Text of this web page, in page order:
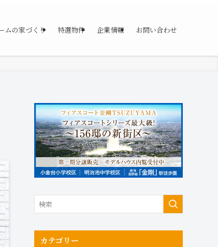
ムの家づくり 特選物件 企業情報 お問い合わせ
カテゴリー